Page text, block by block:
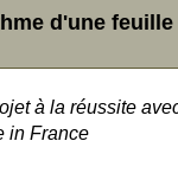
d'une
à la réussite
in France